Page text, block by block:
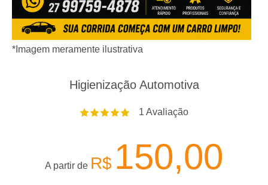
*Imagem meramente ilustrativa
Higienização Automotiva
1 Avaliação
A partir de R$ 150,00